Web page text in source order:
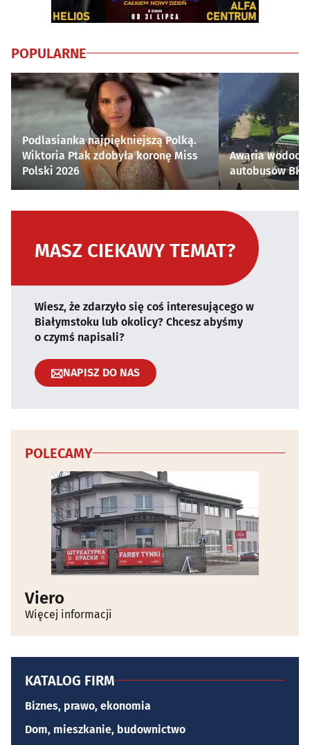
POPULARNE
Podlasianka najpiękniejszą Polką.
Wiktoria Ptak zdobyła koronę Miss
Polski 2026
Awaria
autobusów
MASZ CIEKAWY TEMAT?
Wiesz, że zdarzyło się coś interesującego w
Białymstoku lub okolicy? Chcesz abyśmy
o czymś napisali?
NAPISZ DO NAS
POLECAMY
Viero
Więcej informacji
KATALOG FIRM
Biznes, prawo, ekonomia
Dom, mieszkanie, budownictwo